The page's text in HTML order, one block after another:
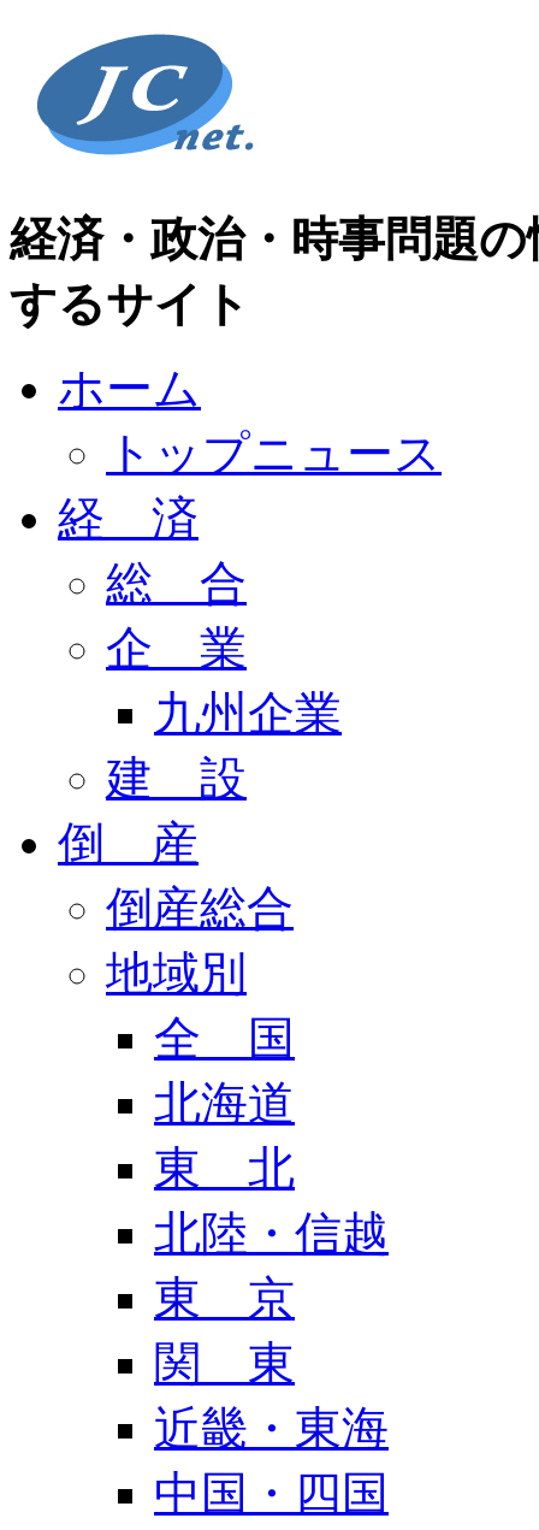
経済・政治・時事問題
するサイト
ホーム
トップニュース
経 済
総 合
企 業
九州企業
建 設
倒 産
倒産総合
地域別
全 国
北海道
東 北
北陸・信越
東 京
関 東
近畿・東海
中国・四国